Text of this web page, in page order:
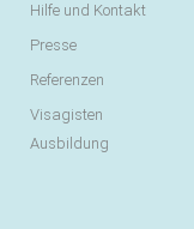
Hilfe und Kontakt
Presse
Referenzen
Visagisten
Ausbildung